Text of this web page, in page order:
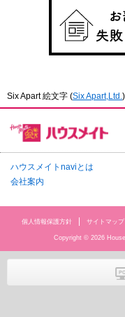
Six Apart 絵文字 (Six Apart,Ltd.
ハウスメイトnaviとは
会社案内
個人情報保護方針 サイトマップ
Copyright © 2026